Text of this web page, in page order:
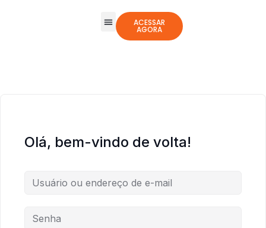
ACESSAR
AGORA
Olá, bem-vindo de volta!